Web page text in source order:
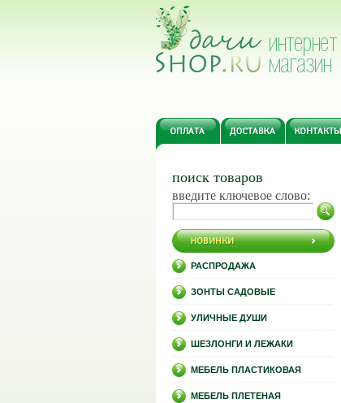
поиск товаров
введите ключевое слово:
РАСПРОДАЖА
ЗОНТЫ САДОВЫЕ
УЛИЧНЫЕ ДУШИ
ШЕЗЛОНГИ И ЛЕЖАКИ
МЕБЕЛЬ ПЛАСТИКОВАЯ
МЕБЕЛЬ ПЛЕТЕНАЯ